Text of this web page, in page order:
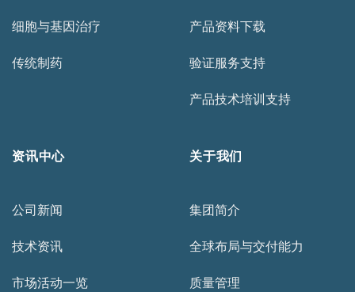
细胞与基因治疗
传统制药
产品资料下载
验证服务支持
产品技术培训支持
资讯中心
公司新闻
技术资讯
市场活动一览
关于我们
集团简介
全球布局与交付能力
质量管理